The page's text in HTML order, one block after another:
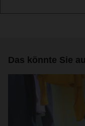
Das könnte Sie